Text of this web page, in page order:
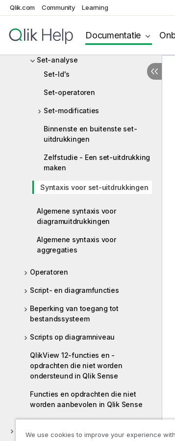
Qlik.com Community Learning
Documentatie
Scriptuitdrukkingen
Diagramuitdrukkingen
Het aggregatiebereik definiëren
Set-analyse
Set-Id's
Set-operatoren
Set-modificaties
Binnenste en buitenste set-
uitdrukkingen
Zelfstudie - Een set-uitdrukking
maken
Syntaxis voor set-uitdrukkingen
Algemene syntaxis voor
diagramuitdrukkingen
Algemene syntaxis voor
aggregaties
Operatoren
Script- en diagramfuncties
Beperking van toegang tot
bestandssysteem
Scripts op diagramniveau
QlikView 12-functies en -
opdrachten die niet worden
ondersteund in Qlik Sense
Functies en opdrachten die niet
worden aanbevolen in Qlik Sense
We use cookies to improve your experience